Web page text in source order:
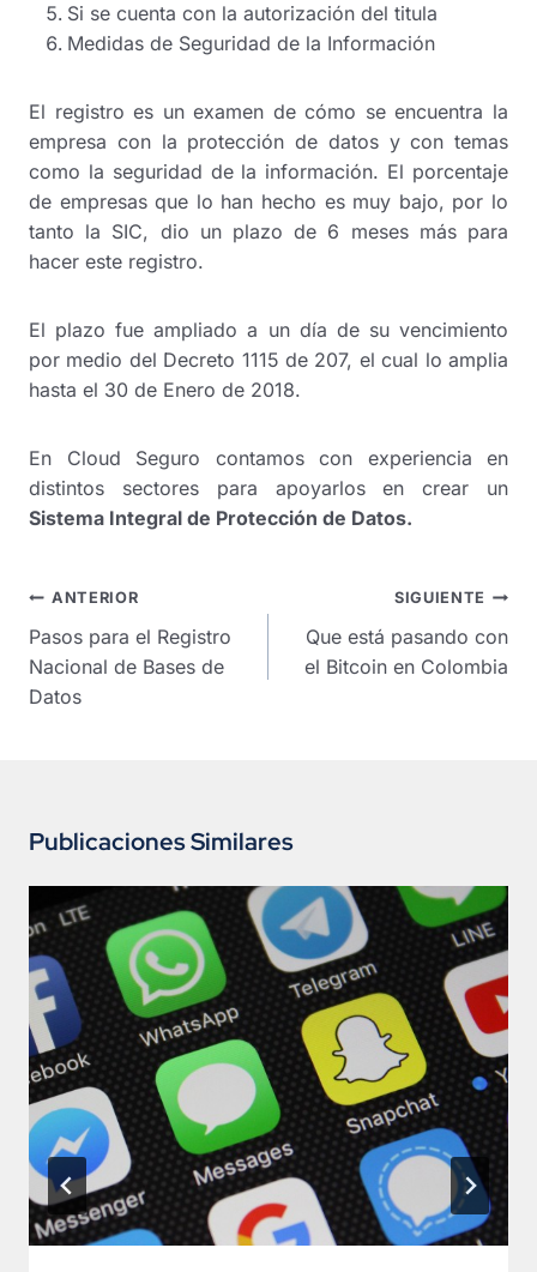
Si se cuenta con la autorización del titula
Medidas de Seguridad de la Información
El registro es un examen de cómo se encuentra la
empresa con la protección de datos y con temas
como la seguridad de la información. El porcentaje
de empresas que lo han hecho es muy bajo, por lo
tanto la SIC, dio un plazo de 6 meses más para
hacer este registro.
El plazo fue ampliado a un día de su vencimiento
por medio del Decreto 1115 de 207, el cual lo amplia
hasta el 30 de Enero de 2018.
En Cloud Seguro contamos con experiencia en
distintos sectores para apoyarlos en crear un
Sistema Integral de Protección de Datos.
Navegación
de
entradas
ANTERIOR
Pasos para el Registro
Nacional de Bases de
Datos
SIGUIENTE
Que está pasando con
el Bitcoin en Colombia
Publicaciones Similares